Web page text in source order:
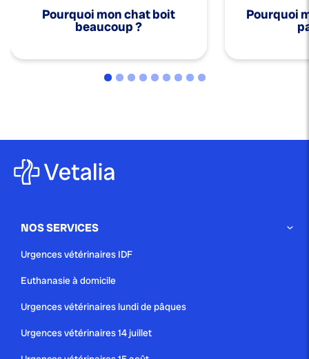
Pourquoi mon chat boit
beaucoup ?
Pourquoi
NOS SERVICES
Urgences vétérinaires IDF
Euthanasie à domicile
Urgences vétérinaires lundi de pâques
Urgences vétérinaires 14 juillet